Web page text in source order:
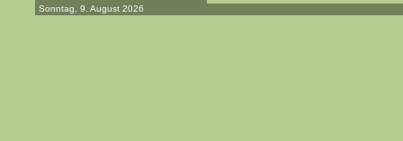
Sonntag, 9. August 2026